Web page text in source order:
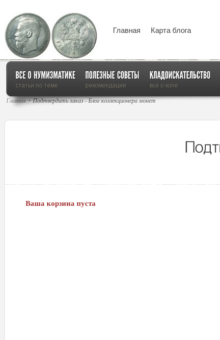
Главная Карта блога
статьи по теме рекомендации все о копе
Главная Подтвердить заказ - Блог коллекционера монет
Ваша корзина пуста